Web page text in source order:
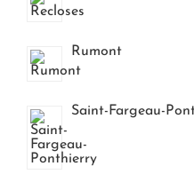
Rumont
Saint-Fargeau-